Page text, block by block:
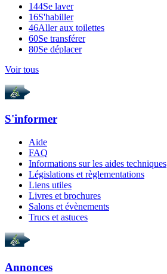
144Se laver
16S'habiller
46Aller aux toilettes
60Se transférer
80Se déplacer
Voir tous
S'informer
Aide
FAQ
Informations sur les aides techniques
Législations et règlementations
Liens utiles
Livres et brochures
Salons et évènements
Trucs et astuces
Annonces